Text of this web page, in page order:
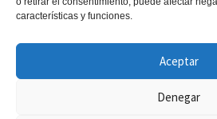
características y funciones.
Aceptar
Denegar